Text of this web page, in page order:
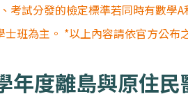
考試分發的檢定標準若同時有數學
士班為主。 *以上內容請依官方公
年度離島與原住